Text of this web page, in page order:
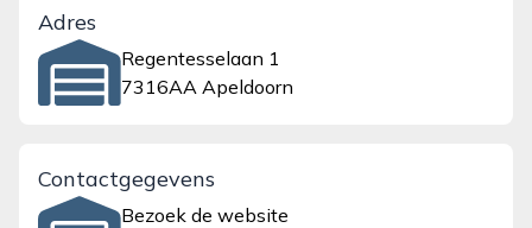
Adres
Regentesselaan 1
7316AA Apeldoorn
Contactgegevens
Bezoek de website